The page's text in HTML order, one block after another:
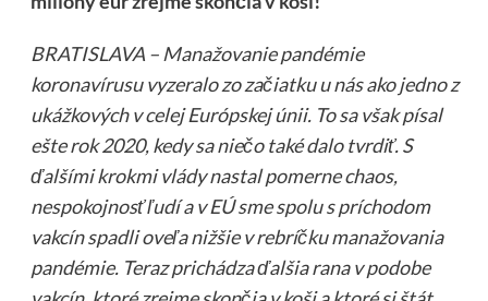
BRATISLAVA – Manažovanie pandémie
koronavírusu vyzeralo zo začiatku u nás ako jedno z
ukážkových v celej Európskej únii. To sa však písal
ešte rok 2020, kedy sa niečo také dalo tvrdiť. S
ďalšími krokmi vlády nastal pomerne chaos,
nespokojnosť ľudí a v EÚ sme spolu s príchodom
vakcín spadli oveľa nižšie v rebríčku manažovania
pandémie. Teraz prichádza ďalšia rana v podobe